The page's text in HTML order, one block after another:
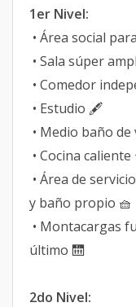
1er Nivel:
• Área social
• Sala súper
• Comedor
• Estudio 🖋
• Medio baño de
• Cocina
• Área de
y baño propio 🧺
• Montacargas
último 🛗
2do Nivel: